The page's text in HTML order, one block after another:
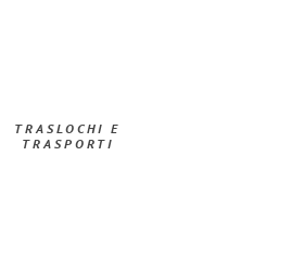
TRASLOCHI E
TRASPORTI​